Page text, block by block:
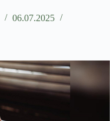
06.07.2025